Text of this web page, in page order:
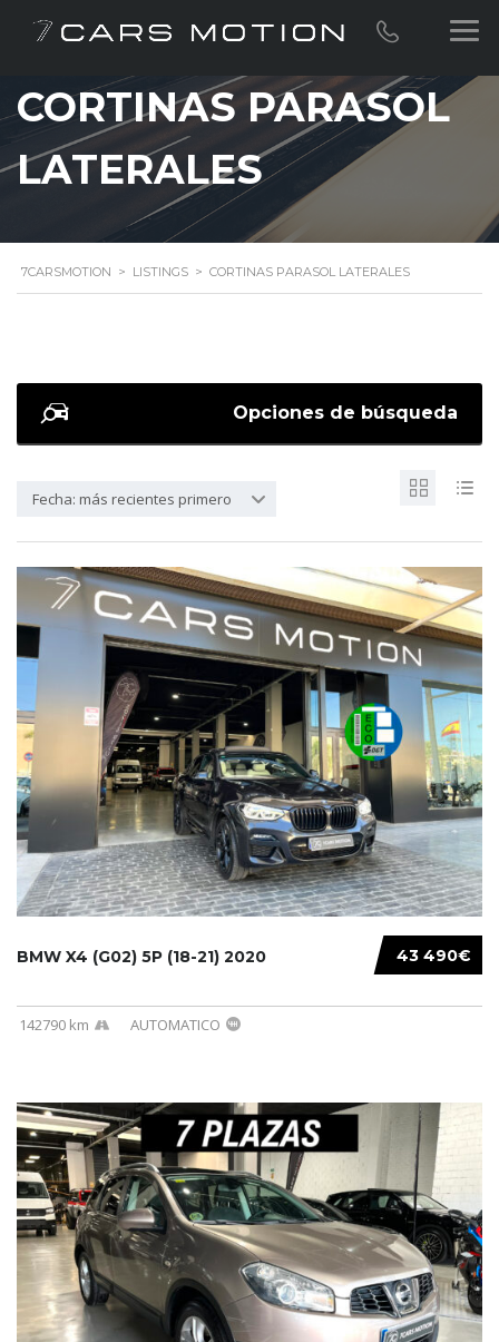
CORTINAS PARASOL
LATERALES
7CARSMOTION > LISTINGS > CORTINAS PARASOL LATERALES
Opciones de búsqueda
Fecha: más recientes primero
43 490€
BMW X4 (G02) 5P (18-21) 2020
142790 km AUTOMATICO